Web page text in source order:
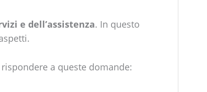
e dell’assistenza. In questo
a queste domande: